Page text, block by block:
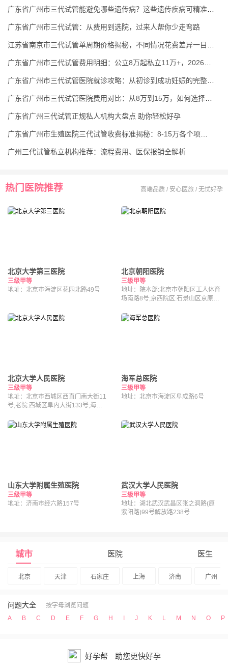
广东省广州市三代试管能避免哪些遗传病？这些遗传疾病可精准阻断
广东省广州市三代试管：从费用到选院，过来人帮你少走弯路
江苏省南京市三代试管单周期价格揭秘，不同情况花费差异一目了然
广东省广州市三代试管费用明细：公立8万起私立11万+，2026医保可报最高2万
广东省广州市三代试管医院就诊攻略：从初诊到成功妊娠的完整路线图
广东省广州市三代试管医院费用对比：从8万到15万，如何选择最划算？
广东省广州三代试管正规私人机构大盘点 助你轻松好孕
广东省广州市生殖医院三代试管收费标准揭秘：8-15万各个项目费用明细
广州三代试管私立机构推荐：流程费用、医保报销全解析
热门医院推荐 高端品质 / 安心医旅 / 无忧好孕
北京大学第三医院
三级甲等
地址：北京市海淀区花园北路49号
北京朝阳医院
三级甲等
地址：院本部:北京市朝阳区工人体育
场南路8号;京西院区:石景山区京原路
北京大学人民医院
三级甲等
地址：北京市西城区西直门南大街11
号;老院:西城区阜内大街133号;海淀
海军总医院
三级甲等
地址：北京市海淀区阜成路6号
山东大学附属生殖医院
三级甲等
地址：济南市经六路157号
武汉大学人民医院
三级甲等
地址：湖北武汉武昌区张之洞路(原
紫阳路)99号解放路238号
城市 医院 医生
北京 天津 石家庄 上海 济南 广州
问题大全
按字母浏览问题
A
B C D E F G H J K L M N O P
好孕帮 助您更快好孕